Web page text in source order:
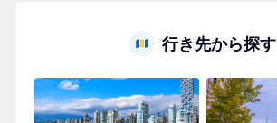
行き先から探す